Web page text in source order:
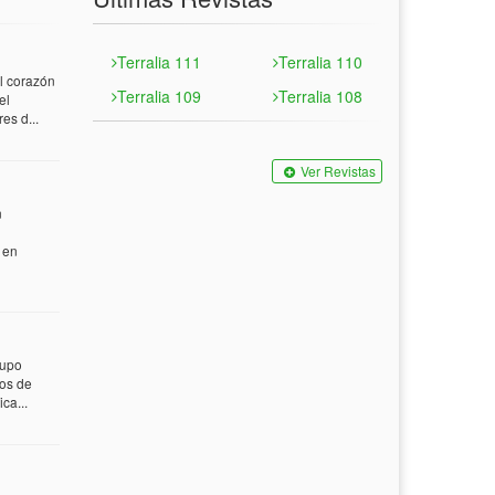
corazón
d...
de
Terralia 111
Terralia 110
Terralia 109
Terralia 108
Ver Revistas